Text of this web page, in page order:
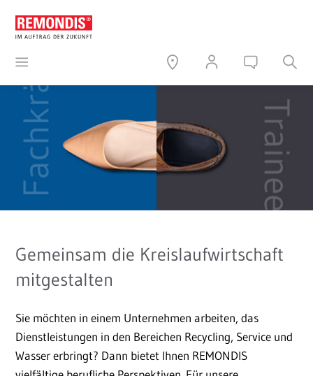
Gemeinsam die Kreislaufwirtschaft
mitgestalten
Sie möchten in einem Unternehmen arbeiten, das
Dienstleistungen in den Bereichen Recycling, Service und
Wasser erbringt? Dann bietet Ihnen REMONDIS